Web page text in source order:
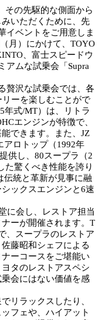
その先駆的な側面から
いただくために、先
イベントをご用意しま
月）にかけて、TOYO
、富士スピードウ
アムな試乗会「Supra
贅沢な試乗会では、各
ーを楽しむことがで
年式/MT）は、リトラ
エンジンが特徴で、
できます。また、JZ
アロトップ（1992年
供し、80スープラ（2
た驚くべき性能を誇り
伝統と革新が見事に融
ックスエンジンと6速
に会し、レストア担当
ーが開催されます。T
、スープラのレストア
藤昭和シェフによる
ーコースをご堪能い
タのレストアスペシ
会にはない価値を感
リラックスしたり、
フェや、ハイアット